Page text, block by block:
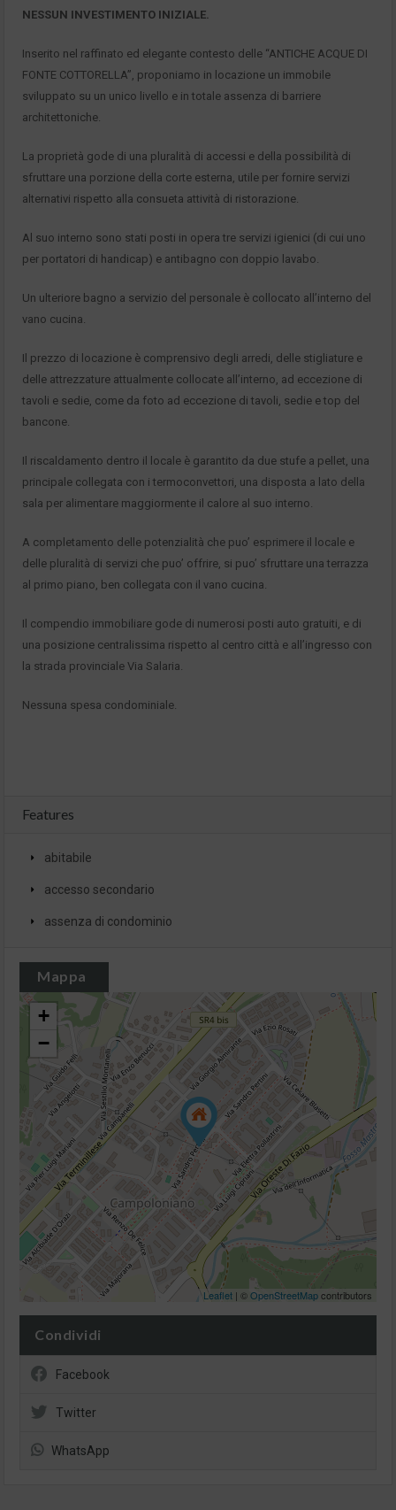
NESSUN INVESTIMENTO INIZIALE.
Inserito nel raffinato ed elegante contesto delle “ANTICHE ACQUE DI
FONTE COTTORELLA”, proponiamo in locazione un immobile
sviluppato su un unico livello e in totale assenza di barriere
architettoniche.
La proprietà gode di una pluralità di accessi e della possibilità di
sfruttare una porzione della corte esterna, utile per fornire servizi
alternativi rispetto alla consueta attività di ristorazione.
Al suo interno sono stati posti in opera tre servizi igienici (di cui uno
per portatori di handicap) e antibagno con doppio lavabo.
Un ulteriore bagno a servizio del personale è collocato all’interno del
vano cucina.
Il prezzo di locazione è comprensivo degli arredi, delle stigliature e
delle attrezzature attualmente collocate all’interno, ad eccezione di
tavoli e sedie, come da foto ad eccezione di tavoli, sedie e top del
bancone.
Il riscaldamento dentro il locale è garantito da due stufe a pellet, una
principale collegata con i termoconvettori, una disposta a lato della
sala per alimentare maggiormente il calore al suo interno.
A completamento delle potenzialità che puo’ esprimere il locale e
delle pluralità di servizi che puo’ offrire, si puo’ sfruttare una terrazza
al primo piano, ben collegata con il vano cucina.
Il compendio immobiliare gode di numerosi posti auto gratuiti, e di
una posizione centralissima rispetto al centro città e all’ingresso con
la strada provinciale Via Salaria.
Nessuna spesa condominiale.
Features
abitabile
accesso secondario
assenza di condominio
Mappa
+
−
Leaflet | ©OpenStreetMapcontributors
Condividi
Facebook
Twitter
WhatsApp